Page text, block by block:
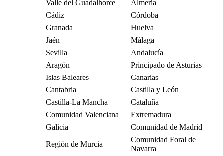
Valle del Guadalhorce
Almería
Cádiz
Córdoba
Granada
Huelva
Jaén
Málaga
Sevilla
Andalucía
Aragón
Principado de Asturias
Islas Baleares
Canarias
Cantabria
Castilla y León
Castilla-La Mancha
Cataluña
Comunidad Valenciana
Extremadura
Galicia
Comunidad de Madrid
Región de Murcia
Comunidad Foral de
Navarra